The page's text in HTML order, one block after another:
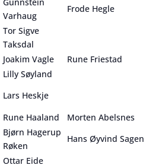
Varhaug
Frode Hegle
Tor Sigve
Taksdal
Joakim Vagle
Rune Friestad
Lilly Søyland
Lars Heskje
Rune Haaland
Morten Abelsnes
Bjørn Hagerup
Røken
Hans Øyvind Sagen
Ottar Eide